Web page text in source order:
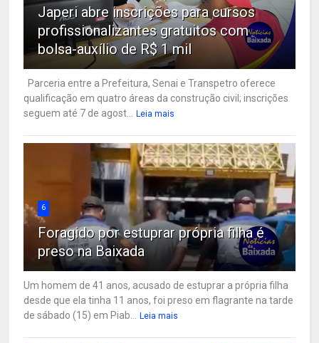
Japeri abre inscrições para cursos
profissionalizantes gratuitos com
bolsa-auxílio de R$ 1 mil
Parceria entre a Prefeitura, Senai e Transpetro oferece
qualificação em quatro áreas da construção civil; inscrições
seguem até 7 de agost...
Leia mais
6
Foragido por estuprar própria filha é
preso na Baixada
Um homem de 41 anos, acusado de estuprar a própria filha
desde que ela tinha 11 anos, foi preso em flagrante na tarde
de sábado (15) em Piab...
Leia mais